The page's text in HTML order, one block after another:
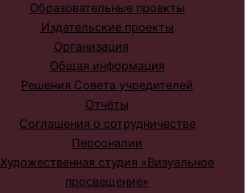
Образовательные проекты
Издательские проекты
Организация
Общая информация
Решения Совета учредителей
Отчёты
Соглашения о сотрудничестве
Персоналии
Художественная студия «Визуальное
просвещение»